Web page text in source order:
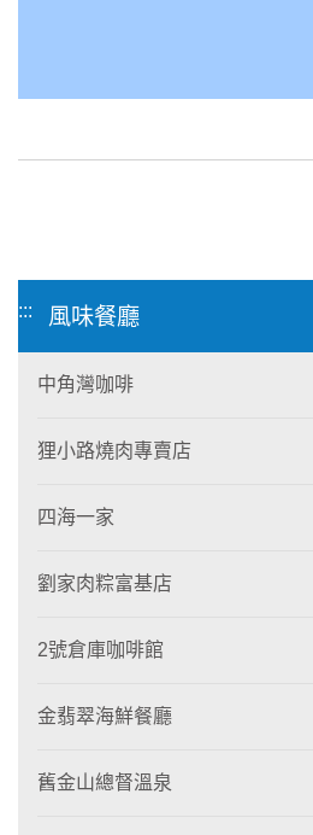
::: 風味餐廳
中角灣咖啡
狸小路燒肉專賣店
四海一家
劉家肉粽富基店
2號倉庫咖啡館
金翡翠海鮮餐廳
舊金山總督溫泉